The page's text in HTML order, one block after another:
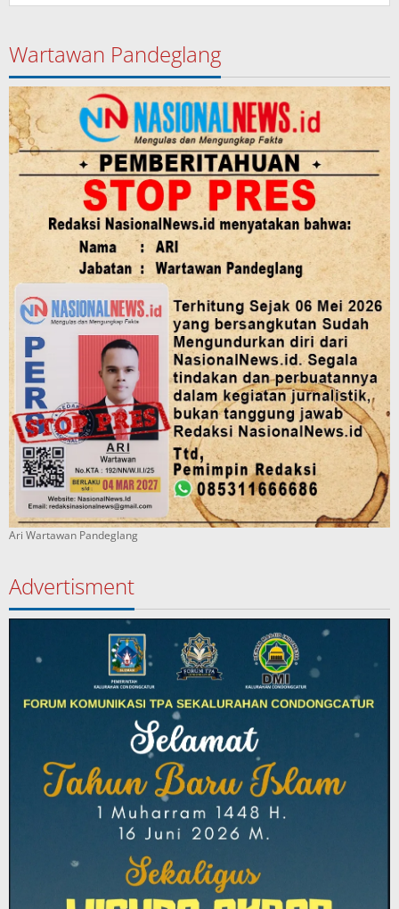
Wartawan Pandeglang
Ari Wartawan Pandeglang
Advertisment